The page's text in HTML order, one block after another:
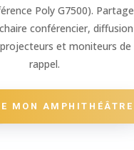
Poly G7500). Partage
conférencier, diffusion
et moniteurs de
rappel.
MON AMPHITHÉÂTRE